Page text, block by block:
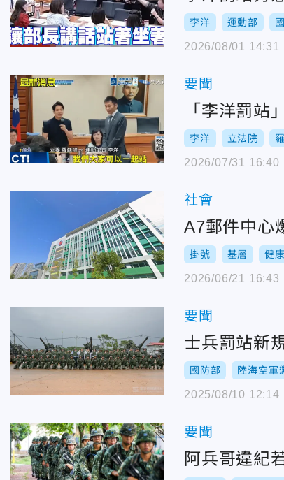
李洋 運動部
2026/08/01 14:31
要聞
「李洋罰
李洋 立法院
2026/07/31 16:40
社會
A7郵件中心
掛號 基層 健康
2026/06/21 16:43
要聞
士兵罰站新
國防部 陸海空軍
2025/08/10 12:14
要聞
阿兵哥違紀